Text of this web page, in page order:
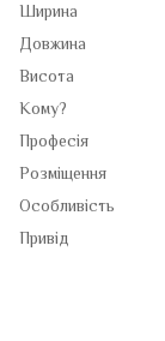
Ширина
Довжина
Висота
Кому?
Професія
Розміщення
Особливість
Привід